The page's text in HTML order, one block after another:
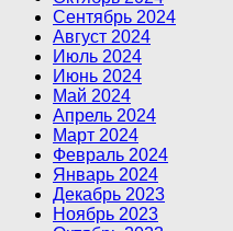
Сентябрь 2024
Август 2024
Июль 2024
Июнь 2024
Май 2024
Апрель 2024
Март 2024
Февраль 2024
Январь 2024
Декабрь 2023
Ноябрь 2023